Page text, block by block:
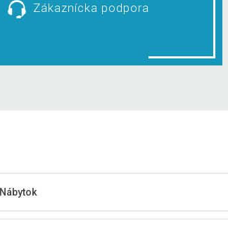
Zákaznícka podpora
Nábytok